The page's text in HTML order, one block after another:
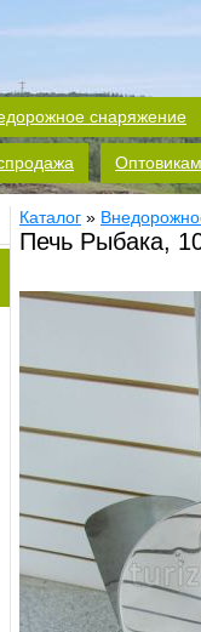
снаряжение
Оптовикам
Каталог »
Печь Рыбака,